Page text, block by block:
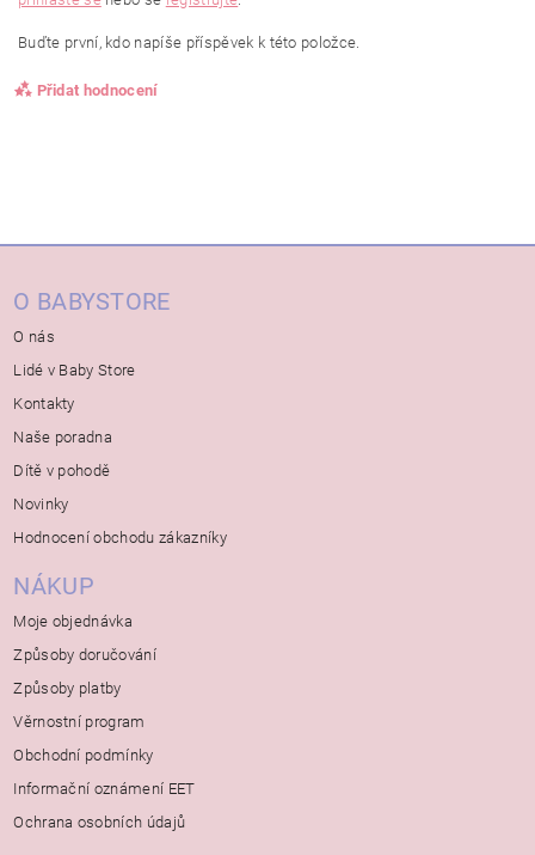
Buďte první, kdo napíše příspěvek k této položce.
Přidat hodnocení
O BABYSTORE
O nás
Lidé v Baby Store
Kontakty
Naše poradna
Dítě v pohodě
Novinky
Hodnocení obchodu zákazníky
NÁKUP
Moje objednávka
Způsoby doručování
Způsoby platby
Věrnostní program
Obchodní podmínky
Informační oznámení EET
Ochrana osobních údajů